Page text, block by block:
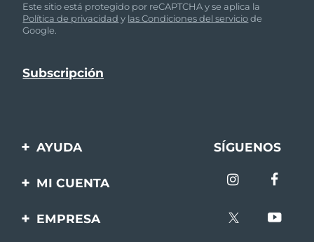
Este sitio está protegido por reCAPTCHA y se aplica la
Política de privacidad y las Condiciones del serviciode
Google.
AYUDA
Contáctanos
SÍGUENOS
MI CUENTA
Registro de productos
EMPRESA